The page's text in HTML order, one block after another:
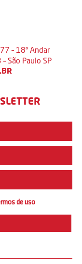
– 18º Andar
São Paulo SP
de uso